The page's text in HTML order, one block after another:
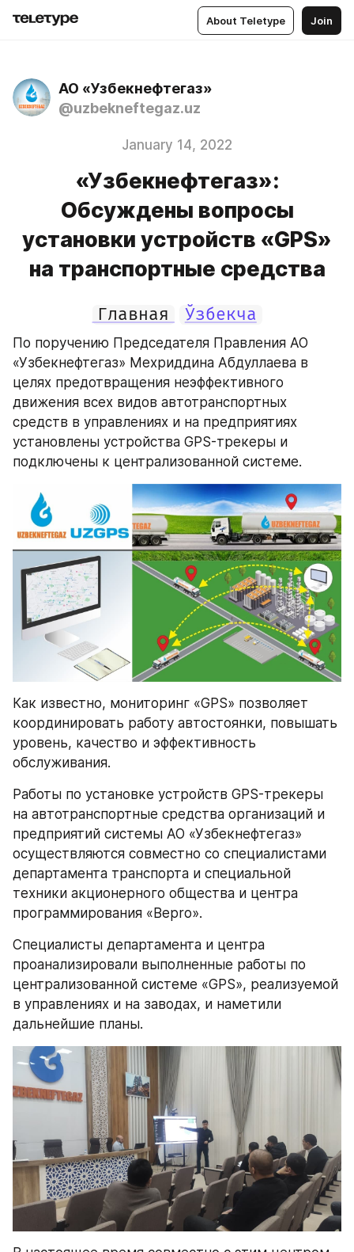
About Teletype Join
АО «Узбекнефтегаз»
@uzbekneftegaz.uz
January 14, 2022
«Узбекнефтегаз»:
Обсуждены вопросы
установки устройств «GPS»
на транспортные средства
Главная Ўзбекча
По поручению Председателя Правления АО
«Узбекнефтегаз» Мехриддина Абдуллаева в
целях предотвращения неэффективного
движения всех видов автотранспортных
средств в управлениях и на предприятиях
установлены устройства GPS-трекеры и
подключены к централизованной системе.
Как известно, мониторинг «GPS» позволяет
координировать работу автостоянки, повышать
уровень, качество и эффективность
обслуживания.
Работы по установке устройств GPS-трекеры
на автотранспортные средства организаций и
предприятий системы АО «Узбекнефтегаз»
осуществляются совместно со специалистами
департамента транспорта и специальной
техники акционерного общества и центра
программирования «Bepro».
Специалисты департамента и центра
проанализировали выполненные работы по
централизованной системе «GPS», реализуемой
в управлениях и на заводах, и наметили
дальнейшие планы.